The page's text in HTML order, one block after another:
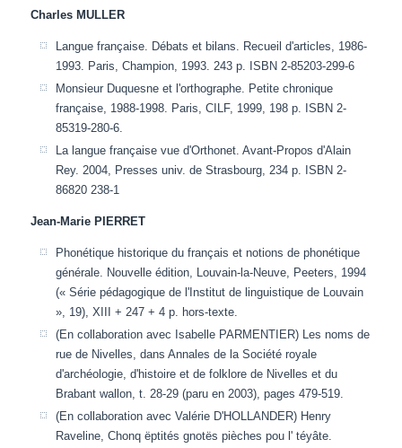
Charles MULLER
Langue française. Débats et bilans. Recueil d'articles, 1986-
1993. Paris, Champion, 1993. 243 p. ISBN 2-85203-299-6
Monsieur Duquesne et l'orthographe. Petite chronique
française, 1988-1998. Paris, CILF, 1999, 198 p. ISBN 2-
85319-280-6.
La langue française vue d'Orthonet. Avant-Propos d'Alain
Rey. 2004, Presses univ. de Strasbourg, 234 p. ISBN 2-
86820 238-1
Jean-Marie PIERRET
Phonétique historique du français et notions de phonétique
générale. Nouvelle édition, Louvain-la-Neuve, Peeters, 1994
(« Série pédagogique de l'Institut de linguistique de Louvain
», 19), XIII + 247 + 4 p. hors-texte.
(En collaboration avec Isabelle PARMENTIER) Les noms de
rue de Nivelles, dans Annales de la Société royale
d'archéologie, d'histoire et de folklore de Nivelles et du
Brabant wallon, t. 28-29 (paru en 2003), pages 479-519.
(En collaboration avec Valérie D'HOLLANDER) Henry
Raveline, Chonq ëptités gnotës pièches pou l' téyâte.